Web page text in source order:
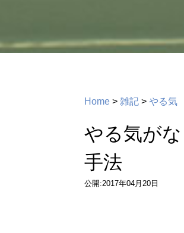
Home > 雑記 > やる気
やる気が
手法
公開:2017年04月20日